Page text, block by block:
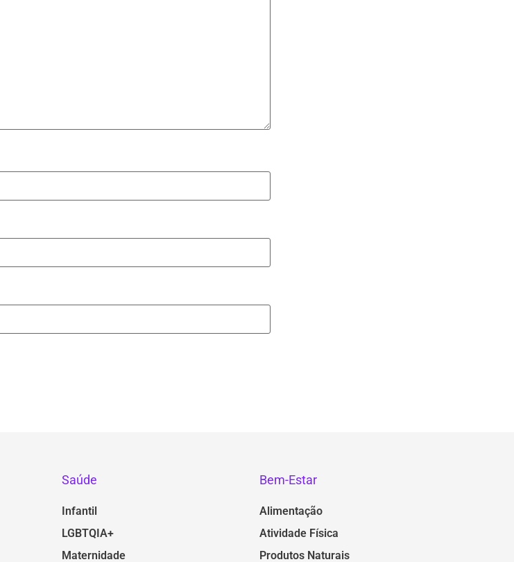
Saúde
Infantil
LGBTQIA+
Maternidade
Bem-Estar
Alimentação
Atividade Física
Produtos Naturais